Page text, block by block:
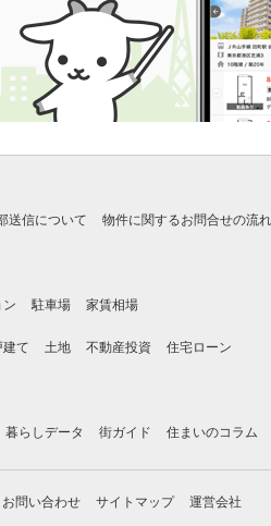
送信について 物件に関するお問合せの流れ
ン 駐車場 家賃相場
て 土地 不動産投資 住宅ローン
暮らしデータ 街ガイド 住まいのコラム
お問い合わせ サイトマップ 運営会社